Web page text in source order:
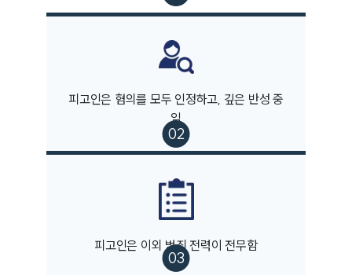
팀소개
팀소개
대륜의 강점
피고인은 혐의를 모두 인정하고, 깊은 반성 중
임
피고인은 이외 범죄 전력이 전무함